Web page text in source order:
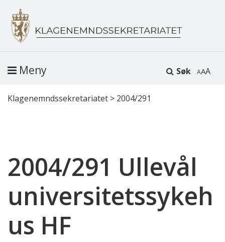
Søk A
Meny
Klagenemndssekretariatet > 2004/291
2004/291 Ullevål
universitetssykeh
us HF